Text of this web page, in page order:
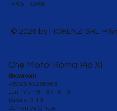
14/08 - 30/08
Che Moto! Roma Pio XI
Showroom
+39 06 55266863
Lun - Ven 9-13 / 15-19
Sabato 9-13
Domenica Chiuso
© 2026 by FIORENZI SRL.